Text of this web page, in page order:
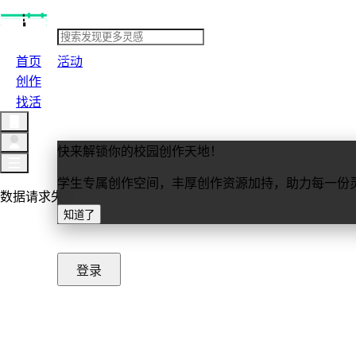
快来解锁你的校园创作天地！
学生专属创作空间，丰厚创作资源加持，助力每一份
知道了
登录
首页
活动
创作
找活
数据请求失败